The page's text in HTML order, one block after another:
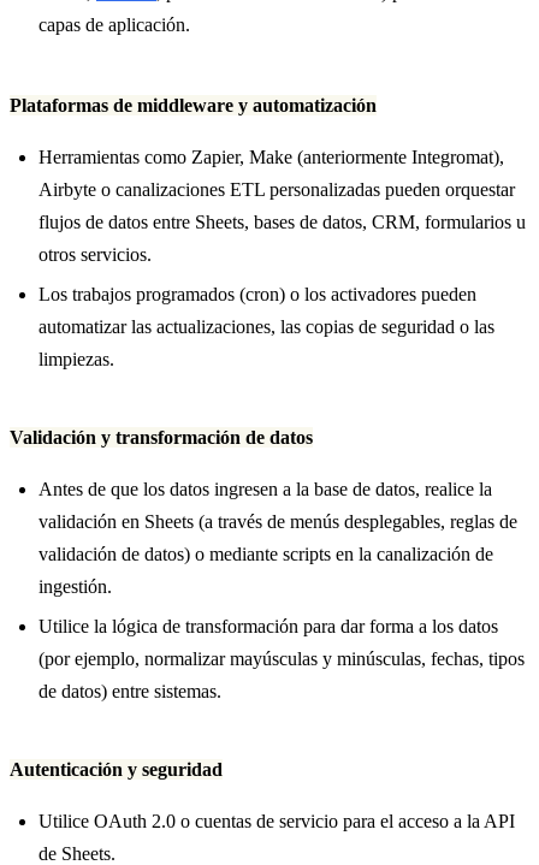
capas de aplicación.
Plataformas de middleware y automatización
Herramientas como Zapier, Make (anteriormente Integromat),
Airbyte o canalizaciones ETL personalizadas pueden orquestar
flujos de datos entre Sheets, bases de datos, CRM, formularios u
otros servicios.
Los trabajos programados (cron) o los activadores pueden
automatizar las actualizaciones, las copias de seguridad o las
limpiezas.
Validación y transformación de datos
Antes de que los datos ingresen a la base de datos, realice la
validación en Sheets (a través de menús desplegables, reglas de
validación de datos) o mediante scripts en la canalización de
ingestión.
Utilice la lógica de transformación para dar forma a los datos
(por ejemplo, normalizar mayúsculas y minúsculas, fechas, tipos
de datos) entre sistemas.
Autenticación y seguridad
Utilice OAuth 2.0 o cuentas de servicio para el acceso a la API
de Sheets.